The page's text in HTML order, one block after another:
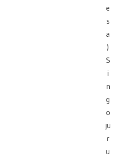
e
s
a
)
S
i
n
g
o
ju
r
u